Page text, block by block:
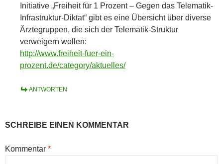
Initiative „Freiheit für 1 Prozent – Gegen das Telematik-
Infrastruktur-Diktat“ gibt es eine Übersicht über diverse
Ärztegruppen, die sich der Telematik-Struktur
verweigern wollen:
http://www.freiheit-fuer-ein-
prozent.de/category/aktuelles/
ANTWORTEN
SCHREIBE EINEN KOMMENTAR
Kommentar *